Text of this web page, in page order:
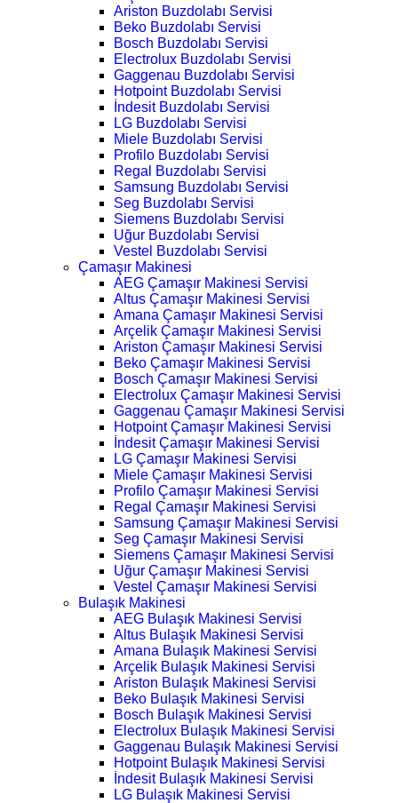
Ariston Buzdolabı Servisi
Beko Buzdolabı Servisi
Bosch Buzdolabı Servisi
Electrolux Buzdolabı Servisi
Gaggenau Buzdolabı Servisi
Hotpoint Buzdolabı Servisi
İndesit Buzdolabı Servisi
LG Buzdolabı Servisi
Miele Buzdolabı Servisi
Profilo Buzdolabı Servisi
Regal Buzdolabı Servisi
Samsung Buzdolabı Servisi
Seg Buzdolabı Servisi
Siemens Buzdolabı Servisi
Uğur Buzdolabı Servisi
Vestel Buzdolabı Servisi
Çamaşır Makinesi
AEG Çamaşır Makinesi Servisi
Altus Çamaşır Makinesi Servisi
Amana Çamaşır Makinesi Servisi
Arçelik Çamaşır Makinesi Servisi
Ariston Çamaşır Makinesi Servisi
Beko Çamaşır Makinesi Servisi
Bosch Çamaşır Makinesi Servisi
Electrolux Çamaşır Makinesi Servisi
Gaggenau Çamaşır Makinesi Servisi
Hotpoint Çamaşır Makinesi Servisi
İndesit Çamaşır Makinesi Servisi
LG Çamaşır Makinesi Servisi
Miele Çamaşır Makinesi Servisi
Profilo Çamaşır Makinesi Servisi
Regal Çamaşır Makinesi Servisi
Samsung Çamaşır Makinesi Servisi
Seg Çamaşır Makinesi Servisi
Siemens Çamaşır Makinesi Servisi
Uğur Çamaşır Makinesi Servisi
Vestel Çamaşır Makinesi Servisi
Bulaşık Makinesi
AEG Bulaşık Makinesi Servisi
Altus Bulaşık Makinesi Servisi
Amana Bulaşık Makinesi Servisi
Arçelik Bulaşık Makinesi Servisi
Ariston Bulaşık Makinesi Servisi
Beko Bulaşık Makinesi Servisi
Bosch Bulaşık Makinesi Servisi
Electrolux Bulaşık Makinesi Servisi
Gaggenau Bulaşık Makinesi Servisi
Hotpoint Bulaşık Makinesi Servisi
İndesit Bulaşık Makinesi Servisi
LG Bulaşık Makinesi Servisi